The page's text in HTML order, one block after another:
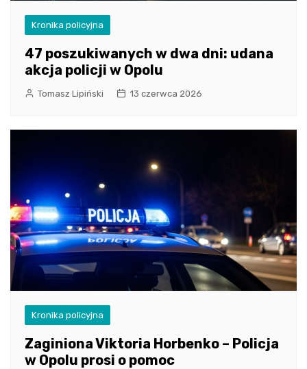
Kronika policyjna
47 poszukiwanych w dwa dni: udana
akcja policji w Opolu
Tomasz Lipiński 13 czerwca 2026
Kronika policyjna
Zaginiona Viktoria Horbenko – Policja
w Opolu prosi o pomoc